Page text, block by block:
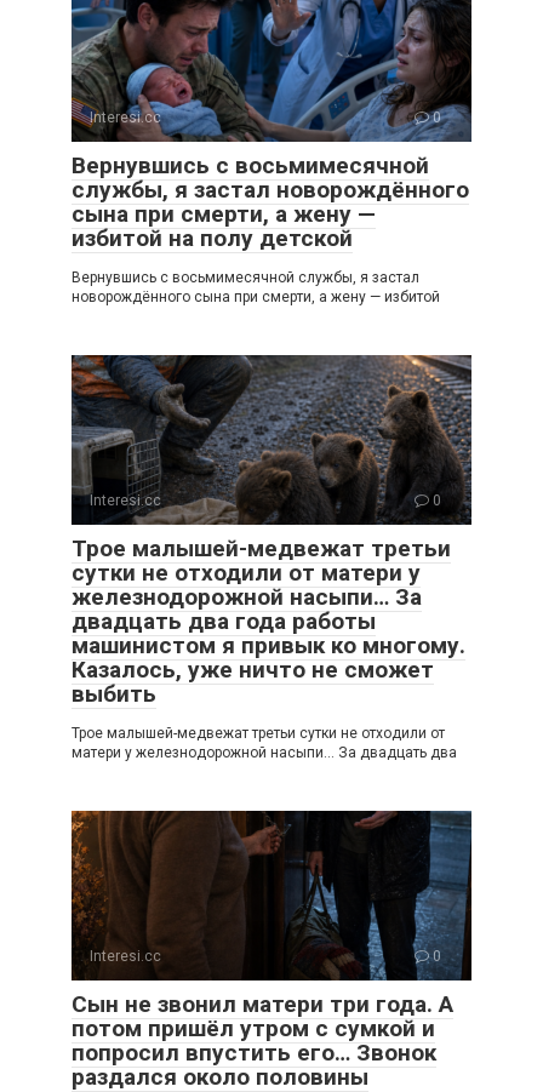
Interesi.cc 0
Вернувшись с восьмимесячной
службы, я застал новорождённого
сына при смерти, а жену —
избитой на полу детской
Вернувшись с восьмимесячной службы, я застал
новорождённого сына при смерти, а жену — избитой
Interesi.cc 0
Трое малышей-медвежат третьи
сутки не отходили от матери у
железнодорожной насыпи… За
двадцать два года работы
машинистом я привык ко многому.
Казалось, уже ничто не сможет
выбить
Трое малышей-медвежат третьи сутки не отходили от
матери у железнодорожной насыпи… За двадцать два
Interesi.cc 0
Сын не звонил матери три года. А
потом пришёл утром с сумкой и
попросил впустить его… Звонок
раздался около половины